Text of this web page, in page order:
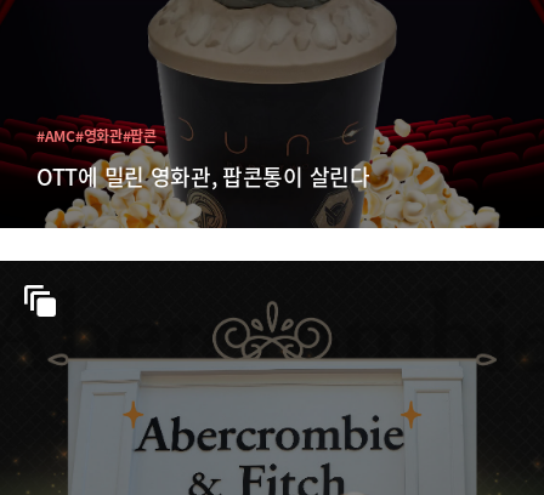
OTT에 밀린 영화관, 팝콘통이 살린다
#AMC#영화관#팝콘